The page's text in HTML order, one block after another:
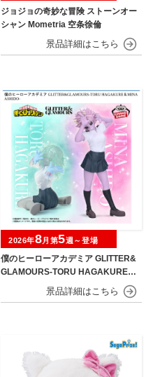
ジョジョの奇妙な冒険 ストーンオー
シャン Mometria 空条徐倫
僕のヒーローアカデミア GLITTER&
GLAMOURS-TORU HAGAKURE＆
MINA ASHIDO-
2026年8月第5週～登場